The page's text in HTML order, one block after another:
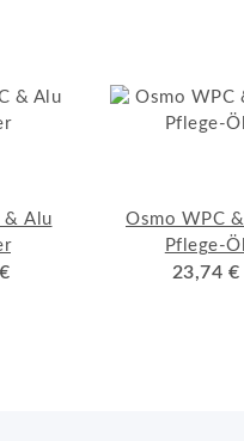
& Alu
Osmo WPC
Pflege-
23,74 €